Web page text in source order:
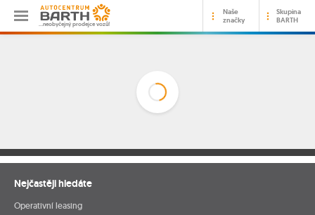
…neobyčejný prodejce vozů!
Naše
značky
Skupina
BARTH
Nejčastěji hledáte
Operativní leasing